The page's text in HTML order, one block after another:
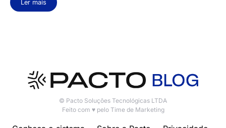
Ler mais
© Pacto Soluções Tecnológicas LTDA
Feito com ♥ pelo Time de Marketing